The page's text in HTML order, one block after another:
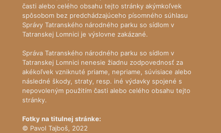
časti alebo celého obsahu tejto stránky akýmkoľvek
spôsobom bez predchádzajúceho písomného súhlasu
Správy Tatranského národného parku so sídlom v
Tatranskej Lomnici je výslovne zakázané.
Správa Tatranského národného parku so sídlom v
Tatranskej Lomnici nenesie žiadnu zodpovednosť za
akékoľvek vzniknuté priame, nepriame, súvisiace alebo
následné škody, straty, resp. iné výdavky spojené s
nepovoleným použitím časti alebo celého obsahu tejto
stránky.
Fotky na titulnej stránke:
© Pavol Tajboš, 2022